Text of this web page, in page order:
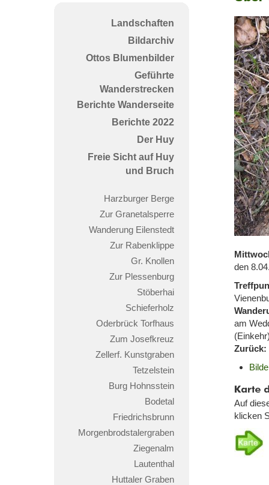
Landschaften
Bildarchiv
Ottos Blumenbilder
Geführte
Wanderstrecken
Berichte Wanderseite
Berichte 2022
Der Huy
Freie Sicht auf Huy
und Bruch
Harzburger Berge
Zur Granetalsperre
Wanderung Eilenstedt
Zur Rabenklippe
Gr. Knollen
Zur Plessenburg
Stöberhai
Schieferholz
Oderbrück Torfhaus
Zum Josefkreuz
Zellerf. Kunstgraben
Tetzelstein
Burg Hohnsstein
Bodetal
Friedrichsbrunn
Morgenbrodstalergraben
Ziegenalm
Lautenthal
Huttaler Graben
im
Harly
den
am
Zurück:
Karte
Auf
klicken